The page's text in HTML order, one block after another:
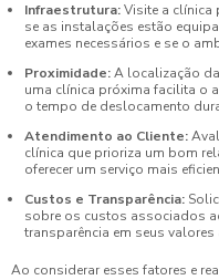
Infraestrutura:Visite a clínica
se as instalações estão
exames necessários e se o
Proximidade:A localização
uma clínica próxima facilita o
o tempo de deslocamento
Atendimento ao Cliente:
clínica que prioriza um bom
oferecer um serviço mais
Custos e Transparência:
sobre os custos associados
transparência em seus
Ao considerar esses fatores e